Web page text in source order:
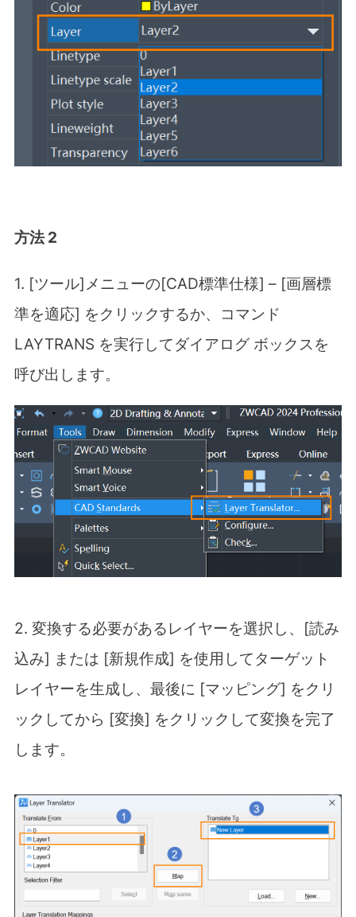
方法 2
1. [ツール]メニューの[CAD標準仕様] – [画層標
準を適応] をクリックするか、コマンド
LAYTRANS を実行してダイアログ ボックスを
呼び出します。
2. 変換する必要があるレイヤーを選択し、[読み
込み] または [新規作成] を使用してターゲット
レイヤーを生成し、最後に [マッピング] をクリ
ックしてから [変換] をクリックして変換を完了
します。